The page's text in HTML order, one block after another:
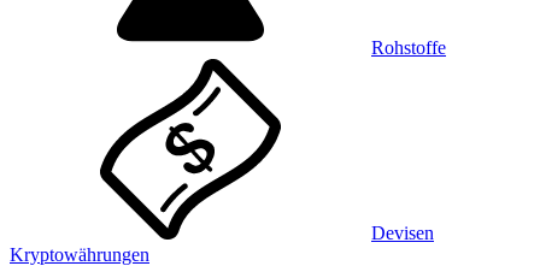
Rohstoffe
Devisen
Kryptowährungen